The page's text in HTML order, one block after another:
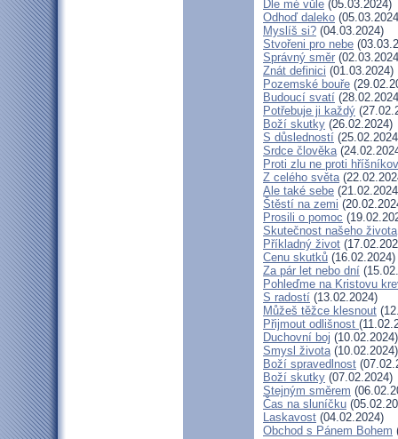
Dle mé vůle (05.03.2024)
Odhoď daleko
Myslíš si? (04.03.2024)
Stvořeni pro nebe
Správný směr
Znát definici (01.03.2024)
Pozemské bouře
Budoucí svatí
Potřebuje ji každý
Boží skutky (26.02.2024)
S důsledností
Srdce člověka
Proti zlu ne proti
Z celého světa
Ale také sebe
Štěstí na zemi
Prosili o pomoc
Skutečnost našeho života
Příkladný život
Cenu skutků (16.02.2024)
Za pár let nebo dní
Pohleďme na Kristovu
S radostí (13.02.2024)
Můžeš těžce klesnout
Přijmout odlišnost
Duchovní boj (10.02.2024)
Smysl života(10.02.2024)
Boží spravedlnost
Boží skutky (07.02.2024)
Stejným směrem
Čas na sluníčku
Laskavost (04.02.2024)
Obchod s Pánem Bohem